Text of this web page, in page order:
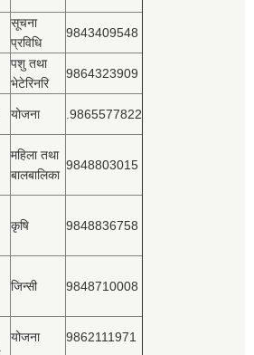
सूचना
प्रविधि
9843409548
पशु तथा
भेटेरिनरि
9864323909
योजना .9865577822
महिला तथा
बालबालिका
9848803015
कृषि 9848836758
जिन्सी 9848710008
योजना 9862111971